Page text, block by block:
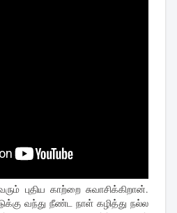
புதிய காற்றை சுவாசிக்கிறான்.
வந்து நீண்ட நாள் கழித்து நல்ல